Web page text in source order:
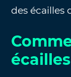
des écailles